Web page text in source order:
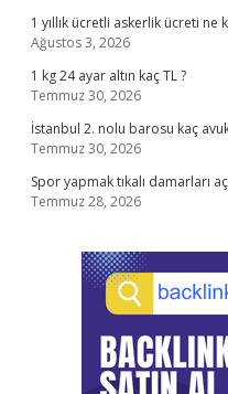
1 yıllık ücretli askerlik ücreti ne
Ağustos 3, 2026
1 kg 24 ayar altın kaç TL ?
Temmuz 30, 2026
İstanbul 2. nolu barosu kaç
Temmuz 30, 2026
Spor yapmak tıkalı damarları
Temmuz 28, 2026